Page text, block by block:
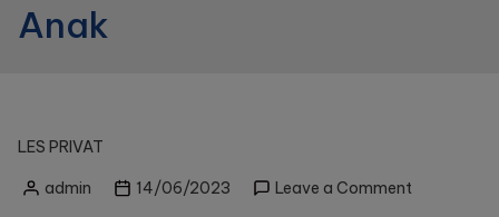
Anak
LES PRIVAT
Postedadmin 14/06/2023 Leave a Comment